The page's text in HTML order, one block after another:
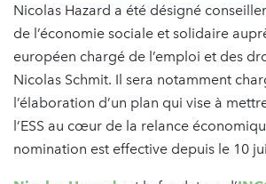
Nicolas Hazard a été désigné
de l’économie sociale et solidaire
européen chargé de l’emploi et des
Nicolas Schmit. Il sera notamment
l’élaboration d’un plan qui vise à
l’ESS au cœur de la relance
nomination est effective depuis le 10